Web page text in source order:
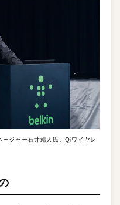
ジャー石井靖人氏。Qiワイヤレ